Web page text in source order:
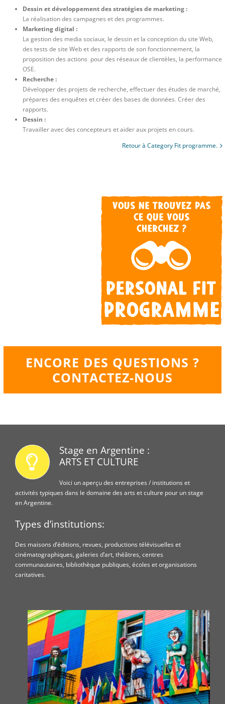
Dessin et développement des stratégies de marketing :
La réalisation des campagnes et des programmes.
Marketing digital :
La gestion des media sociaux, le dessin et la conception du site Web,
des tests de site Web et des rapports de son fonctionnement, la
proposition des actions pour des réseaux de clientèles, la performance
OSE.
Recherche :
Développer des projets de recherche, effectuer des études de marché,
prépares des enquêtes et créer des bases de données. Créer des
rapports.
Dessin :
Travailler avec des concepteurs et aider aux projets en cours.
Retour à Category Fit programme.
ENCORE DES QUESTIONS ?
CONTACTEZ-NOUS
Stage en Argentine :
ARTS ET CULTURE
Voici un aperçu des entreprises / institutions et
activités typiques dans le domaine des arts et culture pour un stage
en Argentine.
Types d’institutions:
Des maisons d’éditions, revues, productions télévisuelles et
cinématographiques, galeries d’art, théâtres, centres
communautaires, bibliothèque publiques, écoles et organisations
caritatives.